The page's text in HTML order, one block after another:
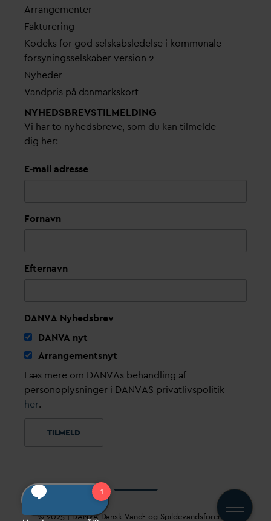
Arrangementer
Fakturering
Kodeks for god selskabsledelse i kommunale
forsyningsselskaber version 2
Nyheder
Vandpris på danmarkskort
NYHEDSBREVS­TILMELDING
Vi har to nyhedsbreve, som du kan tilmelde
dig her:
E-mail adresse
Fornavn
Efternavn
DANVA Nyhedsbrev
DANVA nyt
Arrangementsnyt
Læs mere om DANVAs behandling af
personoplysninger i DANVAS privatlivspolitik
her.
© 2025 |DANVADanskVand- og Spildevandsforening